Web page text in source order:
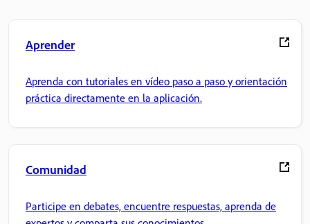
Aprender
Aprenda con tutoriales en vídeo paso a paso y orientación
práctica directamente en la aplicación.
Comunidad
Participe en debates, encuentre respuestas, aprenda de